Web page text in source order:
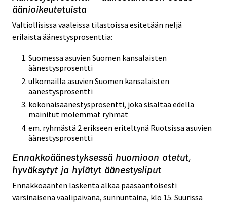
äänioikeutetuista
Valtiollisissa vaaleissa tilastoissa esitetään neljä
erilaista äänestysprosenttia:
Suomessa asuvien Suomen kansalaisten
äänestysprosentti
ulkomailla asuvien Suomen kansalaisten
äänestysprosentti
kokonaisäänestysprosentti, joka sisältää edellä
mainitut molemmat ryhmät
em. ryhmästä 2 erikseen eriteltynä Ruotsissa asuvien
äänestysprosentti
Ennakkoäänestyksessä huomioon otetut,
hyväksytyt ja hylätyt äänestysliput
Ennakkoäänten laskenta alkaa pääsääntöisesti
varsinaisena vaalipäivänä, sunnuntaina, klo 15. Suurissa